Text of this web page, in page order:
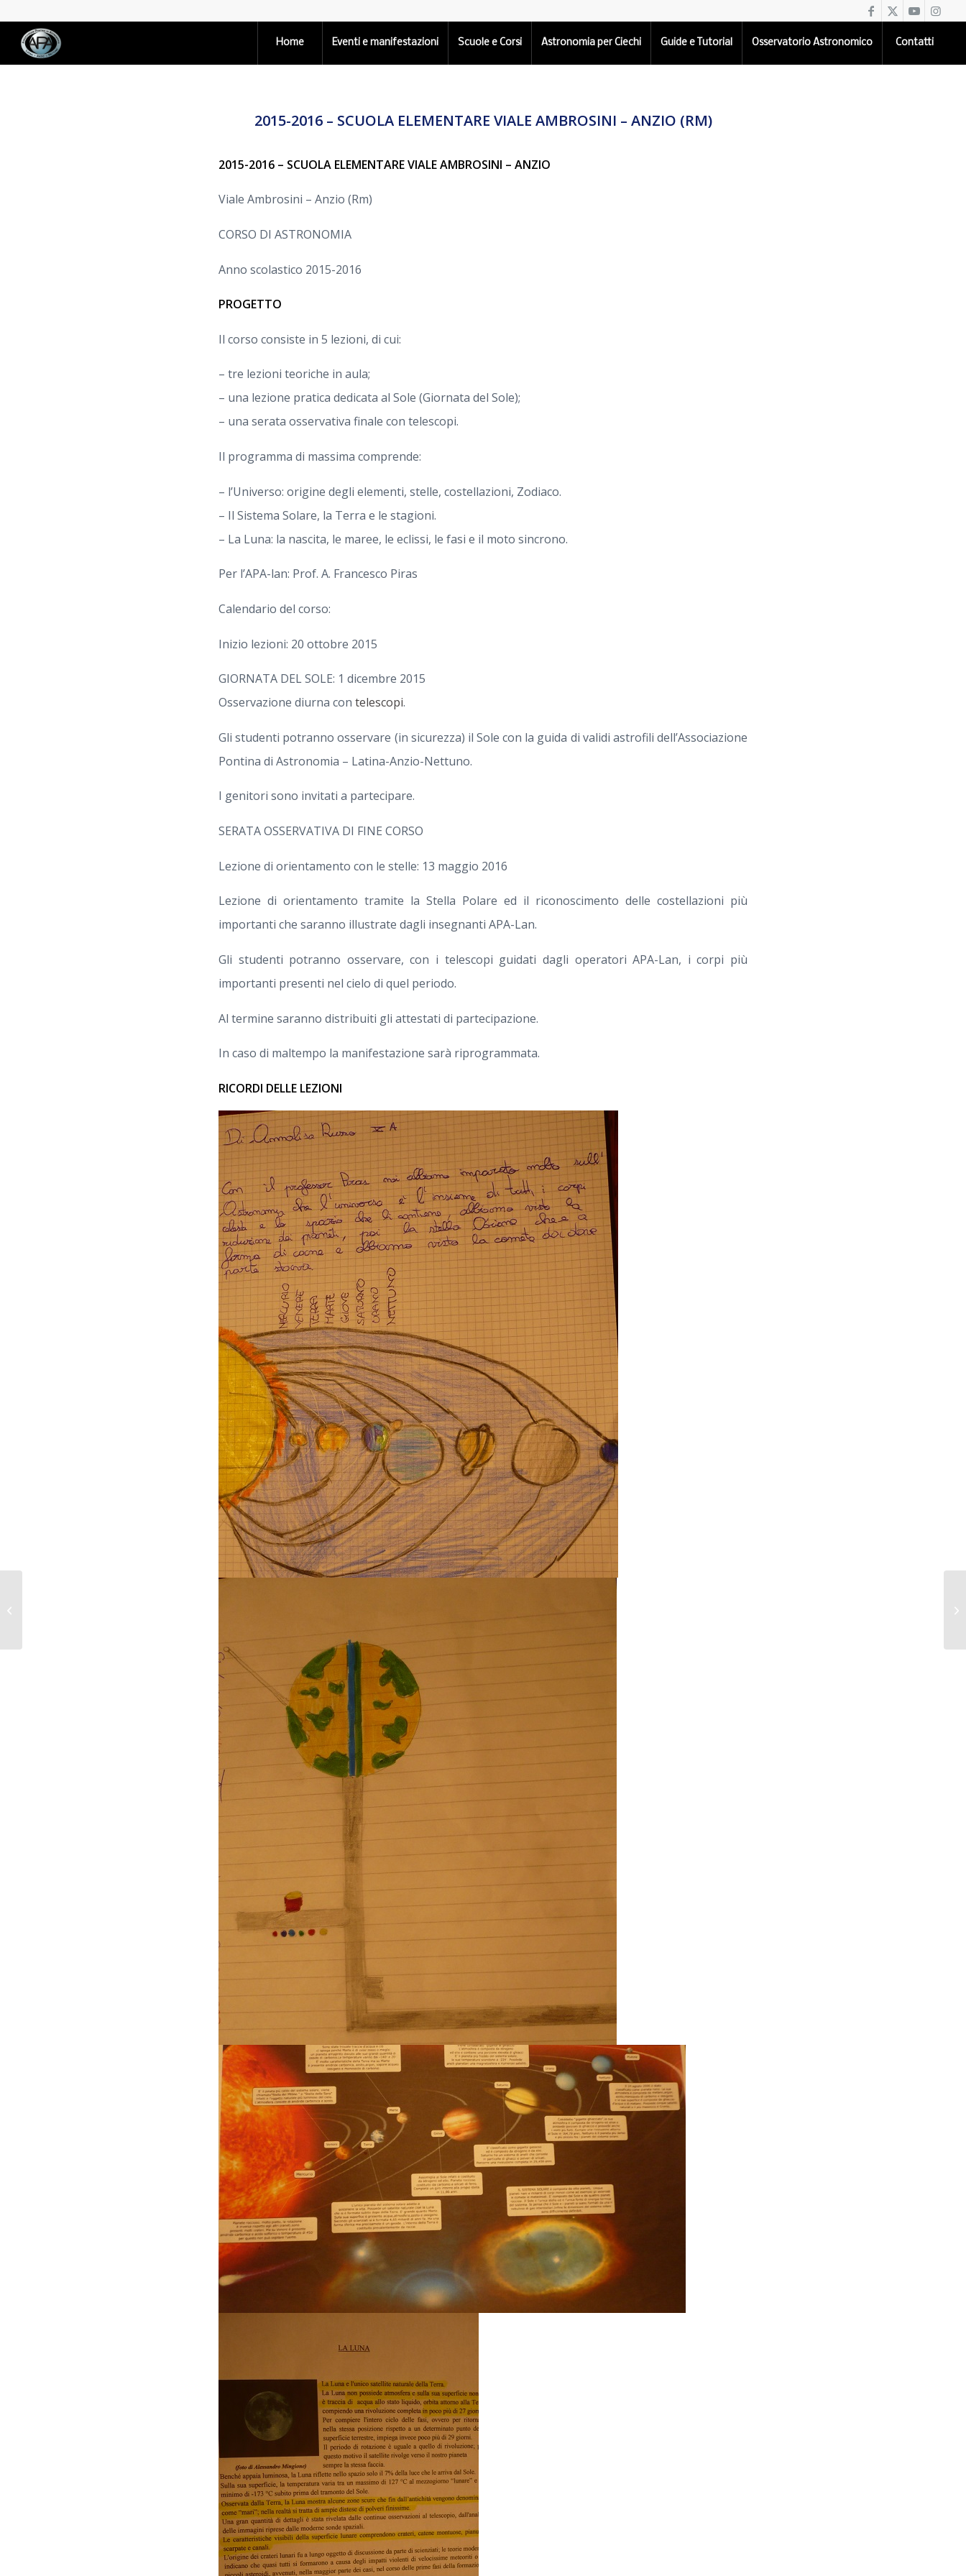
Home Eventi e manifestazioni Scuole e Corsi Astronomia per Ciechi Guide e Tutorial Osservatorio Astronomico Contatti
2015-2016 – SCUOLA ELEMENTARE VIALE AMBROSINI – ANZIO (RM)
2015-2016 – SCUOLA ELEMENTARE VIALE AMBROSINI – ANZIO
Viale Ambrosini – Anzio (Rm)
CORSO DI ASTRONOMIA
Anno scolastico 2015-2016
PROGETTO
Il corso consiste in 5 lezioni, di cui:
– tre lezioni teoriche in aula;
– una lezione pratica dedicata al Sole (Giornata del Sole);
– una serata osservativa finale con telescopi.
Il programma di massima comprende:
– l’Universo: origine degli elementi, stelle, costellazioni, Zodiaco.
– Il Sistema Solare, la Terra e le stagioni.
– La Luna: la nascita, le maree, le eclissi, le fasi e il moto sincrono.
Per l’APA-lan: Prof. A. Francesco Piras
Calendario del corso:
Inizio lezioni: 20 ottobre 2015
GIORNATA DEL SOLE: 1 dicembre 2015
Osservazione diurna con telescopi.
Gli studenti potranno osservare (in sicurezza) il Sole con la guida di validi astrofili dell’Associazione
Pontina di Astronomia – Latina-Anzio-Nettuno.
I genitori sono invitati a partecipare.
SERATA OSSERVATIVA DI FINE CORSO
Lezione di orientamento con le stelle: 13 maggio 2016
Lezione di orientamento tramite la Stella Polare ed il riconoscimento delle costellazioni più
importanti che saranno illustrate dagli insegnanti APA-Lan.
Gli studenti potranno osservare, con i telescopi guidati dagli operatori APA-Lan, i corpi più
importanti presenti nel cielo di quel periodo.
Al termine saranno distribuiti gli attestati di partecipazione.
In caso di maltempo la manifestazione sarà riprogrammata.
RICORDI DELLE LEZIONI